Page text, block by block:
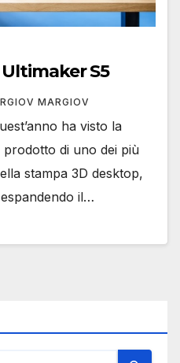
S5
MARGIOV
ha visto la
prodotto di uno dei più
stampa 3D desktop,
il…